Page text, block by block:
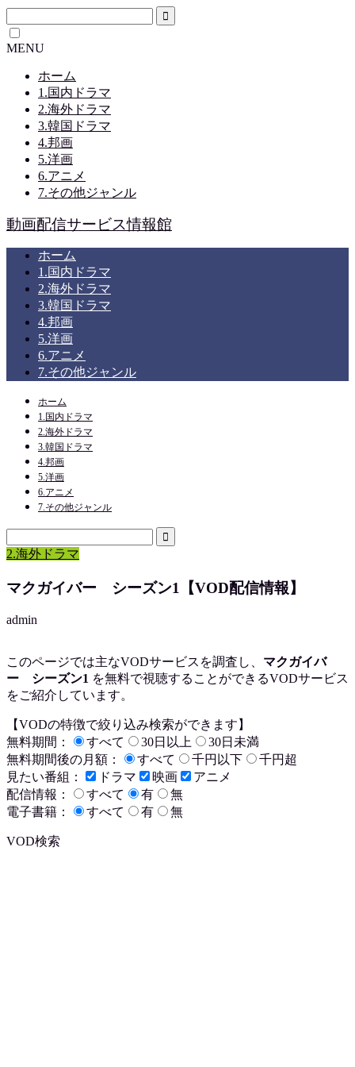
MENU
ホーム
1.国内ドラマ
2.海外ドラマ
3.韓国ドラマ
4.邦画
5.洋画
6.アニメ
7.その他ジャンル
動画配信サービス情報館
ホーム
1.国内ドラマ
2.海外ドラマ
3.韓国ドラマ
4.邦画
5.洋画
6.アニメ
7.その他ジャンル
ホーム
1.国内ドラマ
2.海外ドラマ
3.韓国ドラマ
4.邦画
5.洋画
6.アニメ
7.その他ジャンル
2.海外ドラマ
マクガイバー シーズン1【VOD配信情報】
admin
このページでは主なVODサービスを調査し、 マクガイバ
ー シーズン1 を無料で視聴することができるVODサービス
をご紹介しています。
【VODの特徴で絞り込み検索ができます】
無料期間：
すべて 30日以上
30日未満
無料期間後の月額：
すべて 千円以下
千円超
見たい番組：
ドラマ 映画
アニメ
配信情報：
すべて 有
無
電子書籍：
すべて 有 無
VOD検索